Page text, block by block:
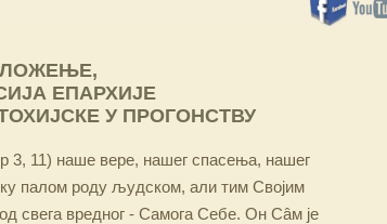
ЕПАРХИЈЕ
У ПРОГОНСТВУ
3, 11) наше вере, нашег спасења, нашег
палом роду људском, али тим Својим
свега вредног - Самога Себе. Он Сâм је